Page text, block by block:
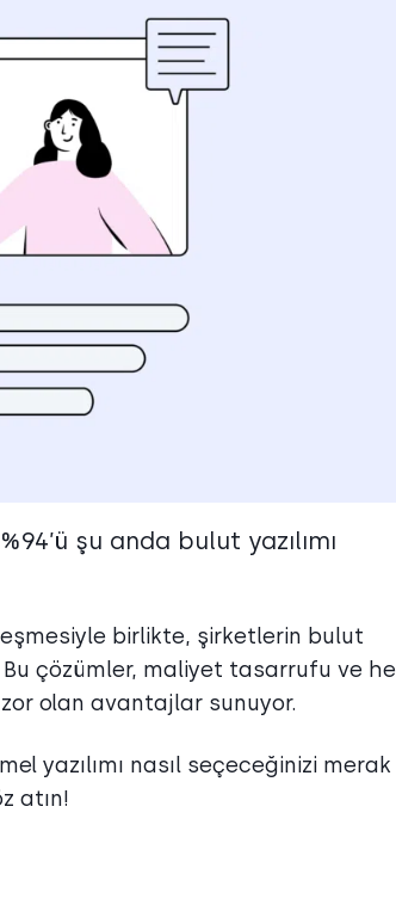
şu anda bulut yazılımı
birlikte, şirketlerin bulut
çözümler, maliyet tasarrufu ve
olan avantajlar sunuyor.
yazılımı nasıl seçeceğinizi merak
atın!